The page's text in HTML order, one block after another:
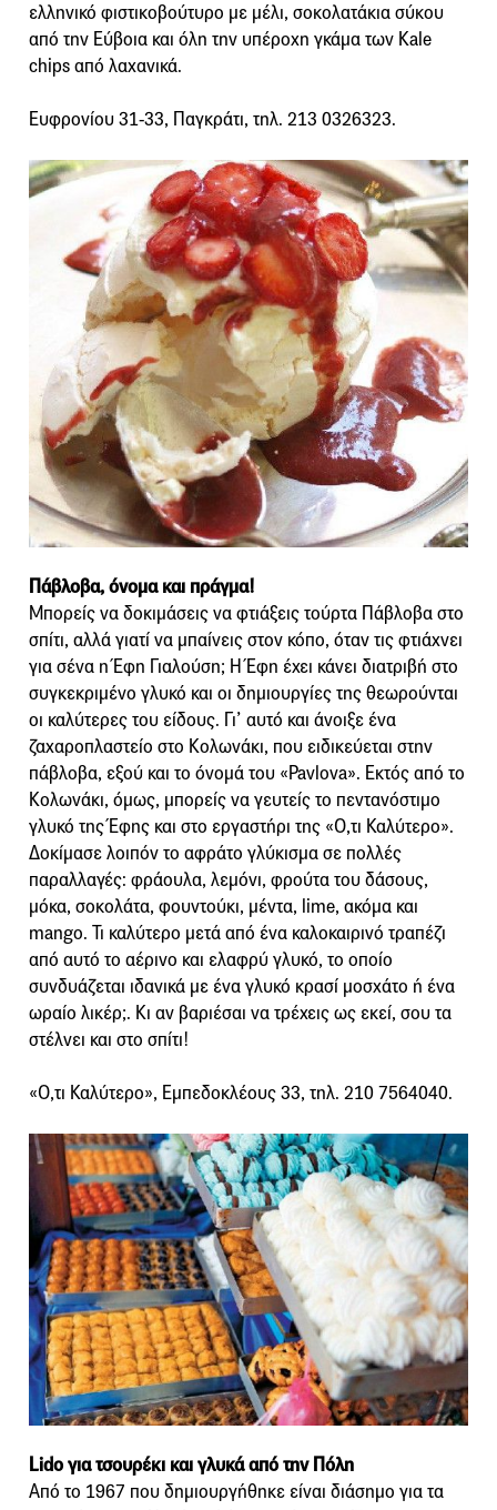
ελληνικό φιστικοβούτυρο με μέλι, σοκολατάκια σύκου
από την Εύβοια και όλη την υπέροχη γκάμα των Kale
chips από λαχανικά.
Ευφρονίου 31-33, Παγκράτι, τηλ. 213 0326323.
Πάβλοβα, όνομα και πράγμα!
Μπορείς να δοκιμάσεις να φτιάξεις τούρτα Πάβλοβα στο
σπίτι, αλλά γιατί να μπαίνεις στον κόπο, όταν τις φτιάχνει
για σένα η Έφη Γιαλούση; Η Έφη έχει κάνει διατριβή στο
συγκεκριμένο γλυκό και οι δημιουργίες της θεωρούνται
οι καλύτερες του είδους. Γι’ αυτό και άνοιξε ένα
ζαχαροπλαστείο στο Κολωνάκι, που ειδικεύεται στην
πάβλοβα, εξού και το όνομά του «Pavlova». Εκτός από το
Κολωνάκι, όμως, μπορείς να γευτείς το πεντανόστιμο
γλυκό της Έφης και στο εργαστήρι της «Ο,τι Καλύτερο».
Δοκίμασε λοιπόν το αφράτο γλύκισμα σε πολλές
παραλλαγές: φράουλα, λεμόνι, φρούτα του δάσους,
μόκα, σοκολάτα, φουντούκι, μέντα, lime, ακόμα και
mango. Τι καλύτερο μετά από ένα καλοκαιρινό τραπέζι
από αυτό το αέρινο και ελαφρύ γλυκό, το οποίο
συνδυάζεται ιδανικά με ένα γλυκό κρασί μοσχάτο ή ένα
ωραίο λικέρ;. Κι αν βαριέσαι να τρέχεις ως εκεί, σου τα
στέλνει και στο σπίτι!
«Ο,τι Καλύτερο», Εμπεδοκλέους 33, τηλ. 210 7564040.
Lido για τσουρέκι και γλυκά από την Πόλη
Από το 1967 που δημιουργήθηκε είναι διάσημο για τα